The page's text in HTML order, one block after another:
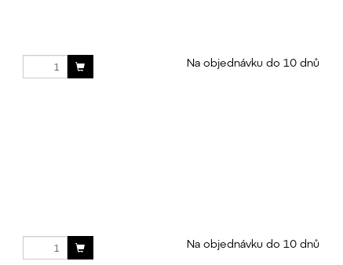
Na objednávku do 10 dnů
Na objednávku do 10 dnů